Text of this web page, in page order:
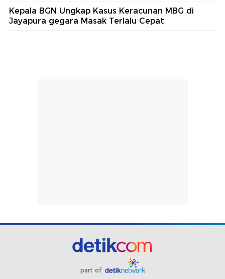
Kepala BGN Ungkap Kasus Keracunan MBG di
Jayapura gegara Masak Terlalu Cepat
part of